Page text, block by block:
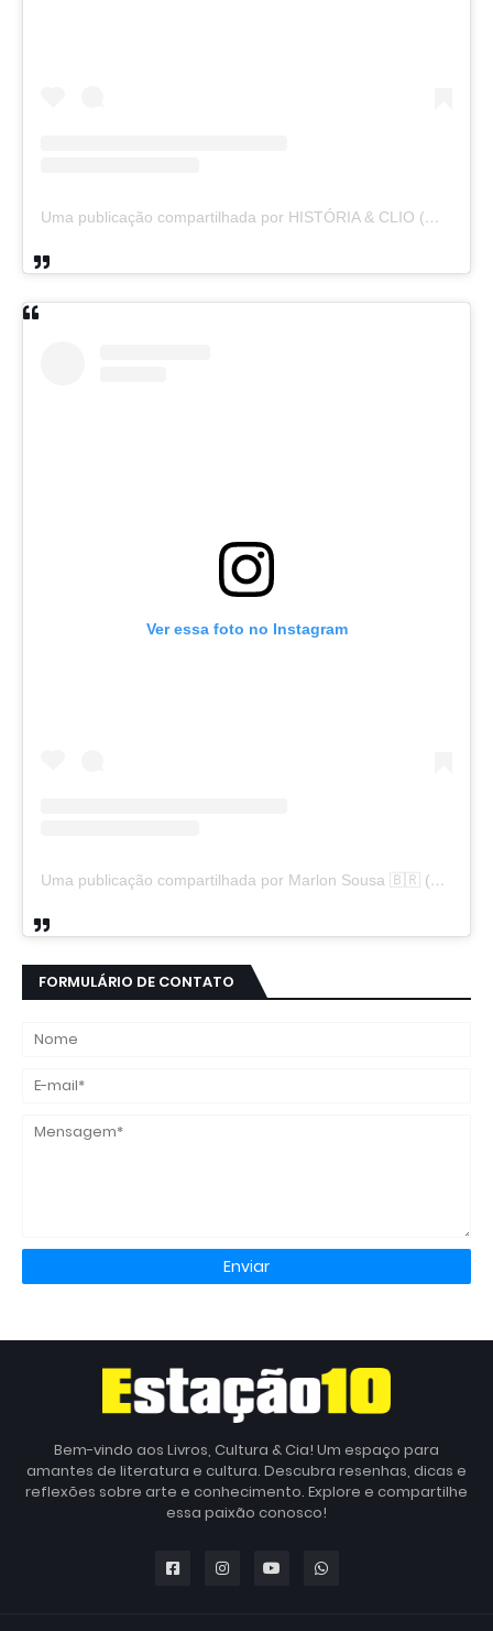
Uma publicação compartilhada por HISTÓRIA & CLIO (@historiaeclio)
Ver essa foto no Instagram
Uma publicação compartilhada por Marlon Sousa 🇧🇷 (@marlon_xlt50)
FORMULÁRIO DE CONTATO
Bem-vindo aos Livros, Cultura & Cia! Um espaço para
amantes de literatura e cultura. Descubra resenhas, dicas e
reflexões sobre arte e conhecimento. Explore e compartilhe
essa paixão conosco!